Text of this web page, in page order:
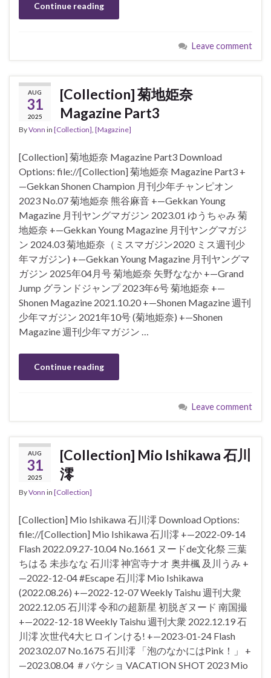
Continue reading
Leave comment
AUG
31
2025
[Collection] 菊地姫奈
Magazine Part3
ByVonn in [Collection], [Magazine]
[Collection] 菊地姫奈 Magazine Part3 Download
Options: file://[Collection] 菊地姫奈 Magazine Part3 +
—Gekkan Shonen Champion 月刊少年チャンピオン
2023 No.07 菊地姫奈 熊谷麻音 +—Gekkan Young
Magazine 月刊ヤングマガジン 2023.01 ゆうちゃみ 菊
地姫奈 +—Gekkan Young Magazine 月刊ヤングマガジ
ン 2024.03 菊地姫奈（ミスマガジン2020 ミス週刊少
年マガジン) +—Gekkan Young Magazine 月刊ヤングマ
ガジン 2025年04月号 菊地姫奈 矢野ななか +—Grand
Jump グランドジャンプ 2023年6号 菊地姫奈 +—
Shonen Magazine 2021.10.20 +—Shonen Magazine 週刊
少年マガジン 2021年10号 (菊地姫奈) +—Shonen
Magazine 週刊少年マガジン …
Continue reading
Leave comment
AUG
31
2025
[Collection] Mio Ishikawa 石川
澪
ByVonn in [Collection]
[Collection] Mio Ishikawa 石川澪 Download Options:
file://[Collection] Mio Ishikawa 石川澪 +—2022-09-14
Flash 2022.09.27-10.04 No.1661 ヌードde文化祭 三葉
ちはる 未歩なな 石川澪 神宮寺ナオ 奥井楓 及川うみ +
—2022-12-04 #Escape 石川澪 Mio Ishikawa
(2022.08.26) +—2022-12-07 Weekly Taishu 週刊大衆
2022.12.05 石川澪 令和の超新星 初脱ぎヌード 南国撮
+—2022-12-18 Weekly Taishu 週刊大衆 2022.12.19 石
川澪 次世代4大ヒロインける! +—2023-01-24 Flash
2023.02.07 No.1675 石川澪 「泡のなかにはPink！」 +
—2023.08.04 ＃バケショ VACATION SHOT 2023 Mio